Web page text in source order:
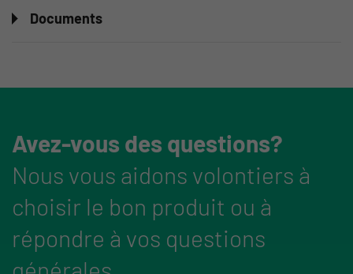
Documents
Avez-vous des questions?
Nous vous aidons volontiers à
choisir le bon produit ou à
répondre à vos questions